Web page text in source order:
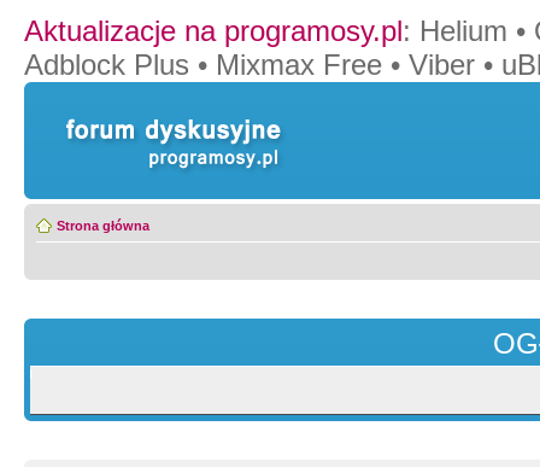
Aktualizacje na programosy.pl: Helium •
Adblock Plus • Mixmax Free • Viber •
Strona główna